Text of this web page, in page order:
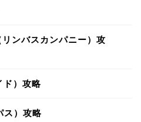
ンバスカンパニー）攻
）攻略
ス）攻略